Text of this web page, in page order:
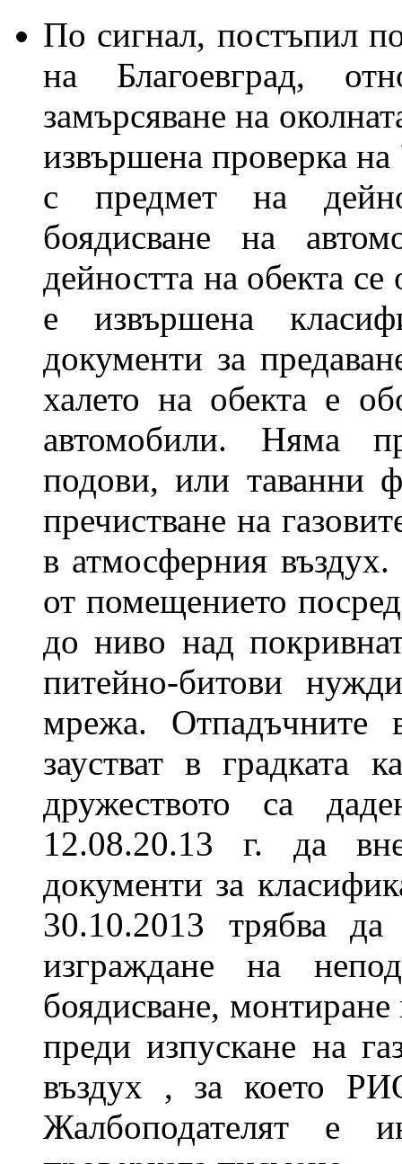
По сигнал, постъпил
на Благоевград,
замърсяване на
извършена проверка
с предмет на
боядисване на
дейността на обекта
е извършена
документи за
халето на обекта е
автомобили. Няма
подови, или таванни
пречистване на
в атмосферния
от помещението
до ниво над
питейно-битови
мрежа. Отпадъчните
заустват в градката
дружеството са
12.08.20.13 г. да
документи за
30.10.2013 трябва
изграждане на
боядисване,
преди изпускане на
въздух , за което
Жалбоподателят е